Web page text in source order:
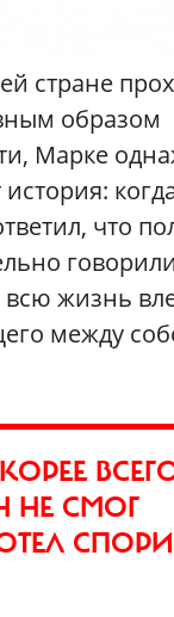
стране
образом
Марке
что
всю жизнь
между
НЕ СМОГ